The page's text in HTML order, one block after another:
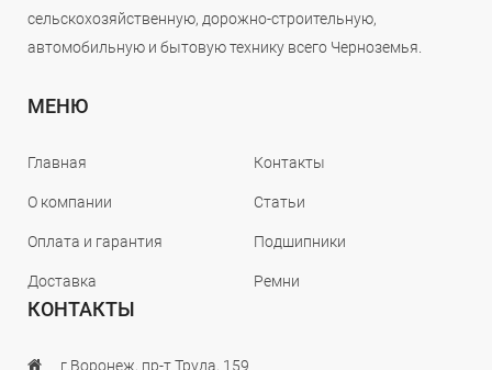
сельскохозяйственную, дорожно-строительную,
автомобильную и бытовую технику всего Черноземья.
МЕНЮ
Главная
О компании
Оплата и гарантия
Доставка
Контакты
Статьи
Подшипники
Ремни
КОНТАКТЫ
г.Воронеж, пр-т Труда, 159